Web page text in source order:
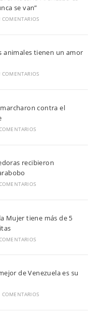
se van”
COMENTARIOS
animales tienen un amor
COMENTARIOS
contra el
recibieron
Mujer tiene más de 5
de Venezuela es su
COMENTARIOS